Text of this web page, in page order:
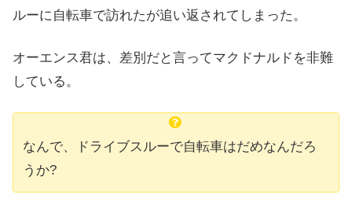
ルーに自転車で訪れたが追い返されてしまった。
オーエンス君は、差別だと言ってマクドナルドを非難
している。
なんで、ドライブスルーで自転車はだめなんだろ
うか?